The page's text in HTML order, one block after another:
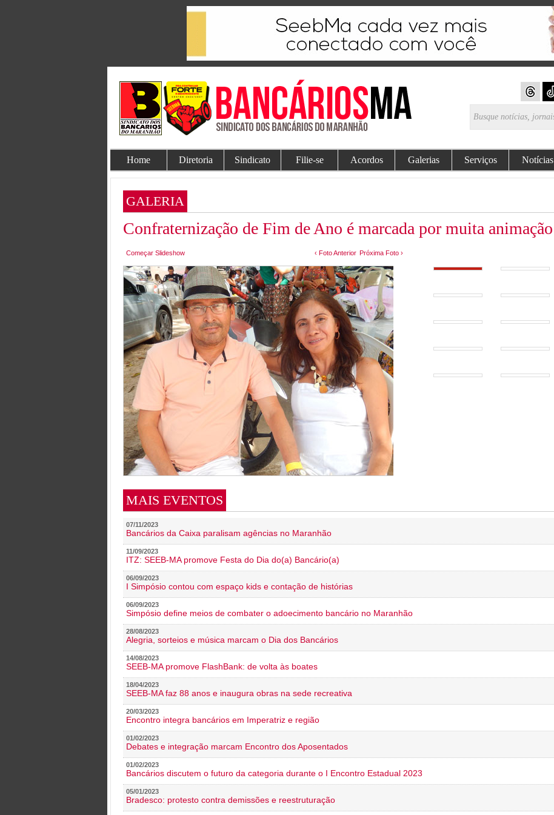
Home Diretoria Sindicato Filie-se Acordos Galerias Serviços Notícias
GALERIA
Confraternização de Fim de Ano é marcada por muita animação
Começar Slideshow ‹ Foto Anterior Próxima Foto ›
MAIS EVENTOS
07/11/2023
Bancários da Caixa paralisam agências no Maranhão
11/09/2023
ITZ: SEEB-MA promove Festa do Dia do(a) Bancário(a)
06/09/2023
I Simpósio contou com espaço kids e contação de histórias
06/09/2023
Simpósio define meios de combater o adoecimento bancário no Maranhão
28/08/2023
Alegria, sorteios e música marcam o Dia dos Bancários
14/08/2023
SEEB-MA promove FlashBank: de volta às boates
18/04/2023
SEEB-MA faz 88 anos e inaugura obras na sede recreativa
20/03/2023
Encontro integra bancários em Imperatriz e região
01/02/2023
Debates e integração marcam Encontro dos Aposentados
01/02/2023
Bancários discutem o futuro da categoria durante o I Encontro Estadual 2023
05/01/2023
Bradesco: protesto contra demissões e reestruturação